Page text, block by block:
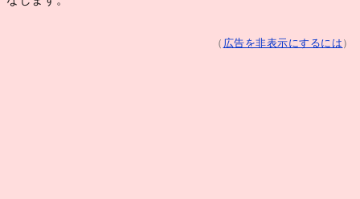
（ 広告を非表示にするには ）